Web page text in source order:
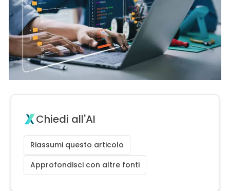
Chiedi all'AI
Riassumi questo articolo
Approfondisci con altre fonti